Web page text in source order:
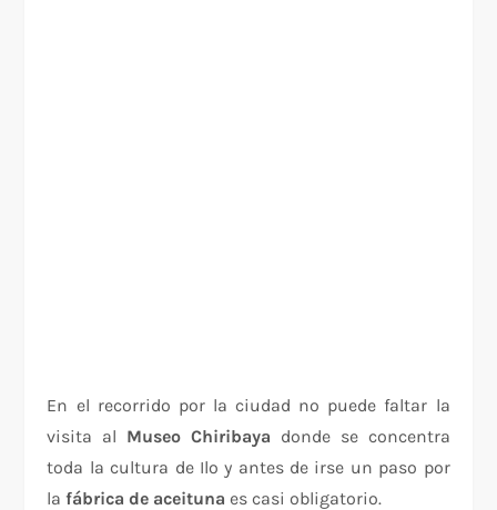
En el recorrido por la ciudad no puede faltar la
visita al Museo Chiribaya donde se concentra
toda la cultura de Ilo y antes de irse un paso por
lafábrica de aceituna es casi obligatorio.